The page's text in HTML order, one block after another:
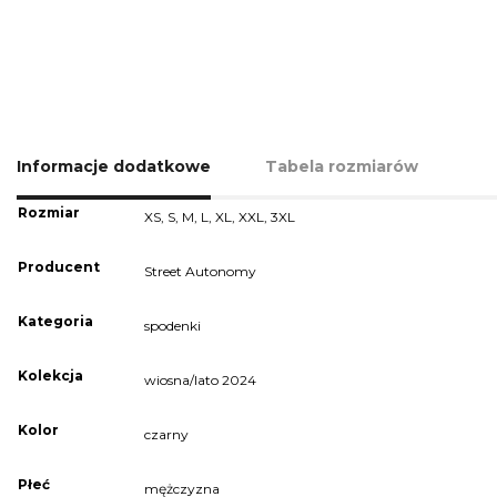
Informacje dodatkowe Tabela rozmiarów
Rozmiar XS S M L ,XL ,XXL ,3XL
Producent Street Autonomy
Kategoria spodenki
Kolekcja wiosna/lato 2024
Kolor czarny
Płeć mężczyzna